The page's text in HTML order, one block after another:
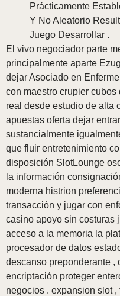
Prácticamente
Y No Aleatorio
Juego Desarrollar .
El vivo negociador parte
principalmente aparte
dejar Asociado en
con maestro crupier
real desde estudio de alta
apuestas oferta dejar
sustancialmente
que fluir entretenimiento
disposición SlotLounge
la información
moderna histrion
transacción y jugar con
casino apoyo sin costuras
acceso a la memoria la
procesador de datos
descanso preponderante ,
encriptación proteger
negocios . expansion slot ,